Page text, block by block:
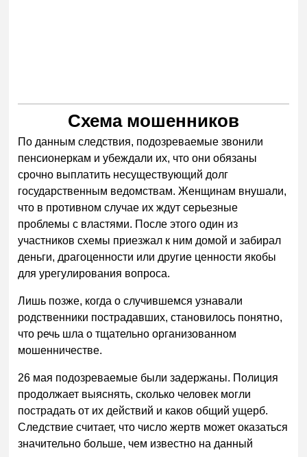
Схема мошенников
По данным следствия, подозреваемые звонили
пенсионеркам и убеждали их, что они обязаны
срочно выплатить несуществующий долг
государственным ведомствам. Женщинам внушали,
что в противном случае их ждут серьезные
проблемы с властями. После этого один из
участников схемы приезжал к ним домой и забирал
деньги, драгоценности или другие ценности якобы
для урегулирования вопроса.
Лишь позже, когда о случившемся узнавали
родственники пострадавших, становилось понятно,
что речь шла о тщательно организованном
мошенничестве.
26 мая подозреваемые были задержаны. Полиция
продолжает выяснять, сколько человек могли
пострадать от их действий и каков общий ущерб.
Следствие считает, что число жертв может оказаться
значительно больше, чем известно на данный